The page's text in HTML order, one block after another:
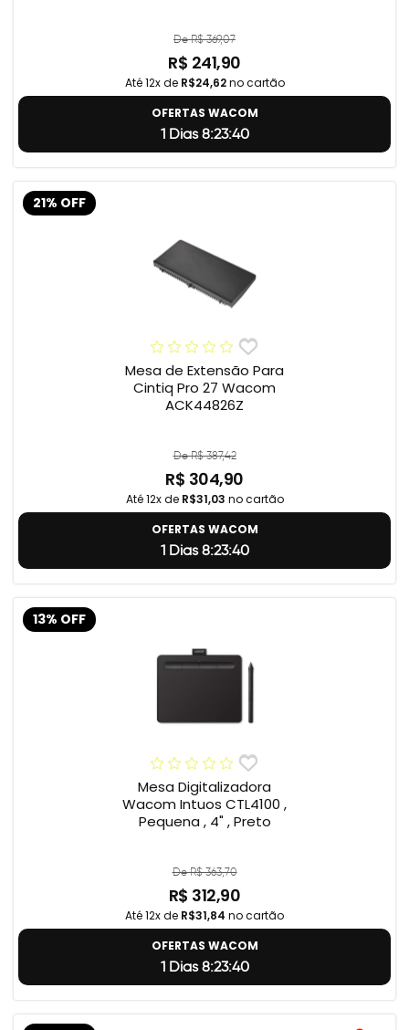
De R$ 369,07
R$ 241,90
Até 12x de R$24,62no cartão
OFERTAS WACOM
1 Dias 8:23:39
21% OFF
Mesa de Extensão Para
Cintiq Pro 27 Wacom
ACK44826Z
De R$ 387,42
R$ 304,90
Até 12x de R$31,03 no cartão
OFERTAS WACOM
1 Dias 8:23:39
13% OFF
Mesa Digitalizadora
Wacom Intuos CTL4100 ,
Pequena , 4" , Preto
De R$ 363,70
R$ 312,90
Até 12x de R$31,84 no cartão
OFERTAS WACOM
1 Dias 8:23:39